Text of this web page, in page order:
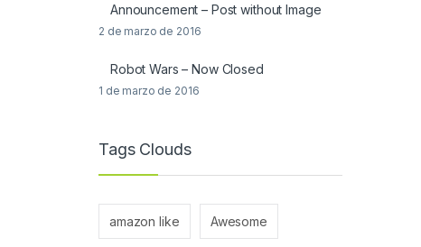
Announcement – Post without Image
2 de marzo de 2016
Robot Wars – Now Closed
1 de marzo de 2016
Tags Clouds
amazon like Awesome